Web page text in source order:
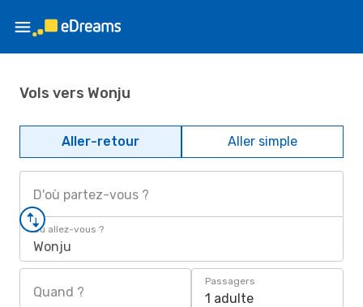
Vols vers Wonju
Aller-retour Aller simple
D'où partez-vous ?
Où allez-vous ?
Wonju
Quand ?
Passagers
1 adulte